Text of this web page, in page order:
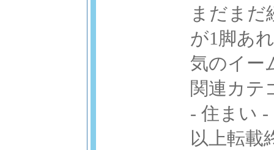
まだまだ
が1脚あ
気のイー
関連カテ
- 住まい -
以上転載